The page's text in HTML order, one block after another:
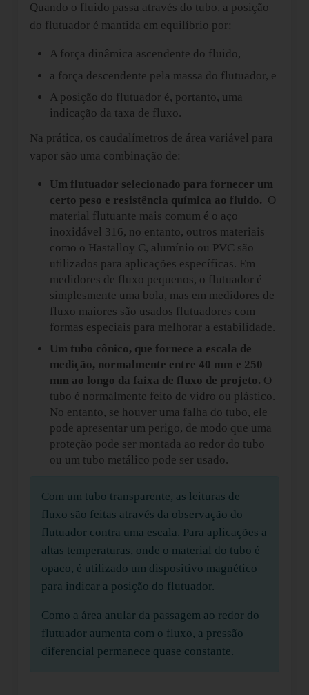
Quando o fluido passa através do tubo, a posição
do flutuador é mantida em equilíbrio por:
A força dinâmica ascendente do fluido,
a força descendente pela massa do flutuador, e
A posição do flutuador é, portanto, uma
indicação da taxa de fluxo.
Na prática, os caudalímetros de área variável para
vapor são uma combinação de:
Um flutuador selecionado para fornecer um
certo peso e resistência química ao fluido. O
material flutuante mais comum é o aço
inoxidável 316, no entanto, outros materiais
como o Hastalloy C, alumínio ou PVC são
utilizados para aplicações específicas. Em
medidores de fluxo pequenos, o flutuador é
simplesmente uma bola, mas em medidores de
fluxo maiores são usados flutuadores com
formas especiais para melhorar a estabilidade.
Um tubo cônico, que fornece a escala de
medição, normalmente entre 40 mm e 250
mm ao longo da faixa de fluxo de projeto. O
tubo é normalmente feito de vidro ou plástico.
No entanto, se houver uma falha do tubo, ele
pode apresentar um perigo, de modo que uma
proteção pode ser montada ao redor do tubo
ou um tubo metálico pode ser usado.
Com um tubo transparente, as leituras de
fluxo são feitas através da observação do
flutuador contra uma escala. Para aplicações a
altas temperaturas, onde o material do tubo é
opaco, é utilizado um dispositivo magnético
para indicar a posição do flutuador.
Como a área anular da passagem ao redor do
flutuador aumenta com o fluxo, a pressão
diferencial permanece quase constante.